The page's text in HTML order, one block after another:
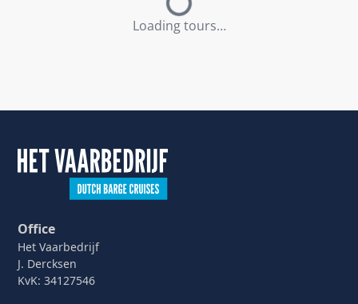
Loading tours…
Office
Het Vaarbedrijf
J. Dercksen
KvK: 34127546